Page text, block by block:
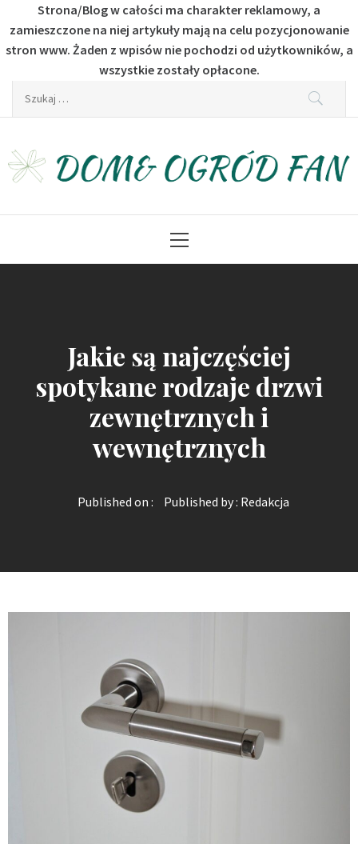
Strona/Blog w całości ma charakter reklamowy, a
zamieszczone na niej artykuły mają na celu pozycjonowanie
stron www. Żaden z wpisów nie pochodzi od użytkowników, a
wszystkie zostały opłacone.
Szukaj:
Dom & Ogród Fan
Menu
Jakie są najczęściej
spotykane rodzaje drzwi
zewnętrznych i
wewnętrznych
Published on : Published by : Redakcja